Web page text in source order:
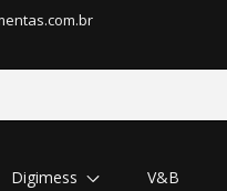
Digimess V&B